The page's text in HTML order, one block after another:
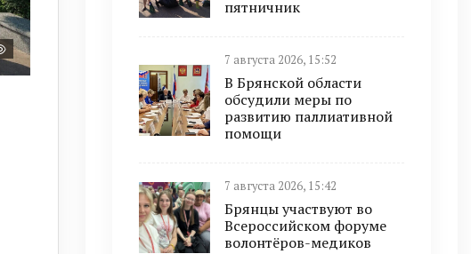
пятничник
7 августа 2026, 15:52
В Брянской области
обсудили меры по
развитию паллиативной
помощи
7 августа 2026, 15:42
Брянцы участвуют во
Всероссийском форуме
волонтёров-медиков